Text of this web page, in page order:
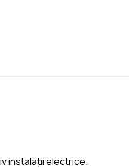
instalații electrice.